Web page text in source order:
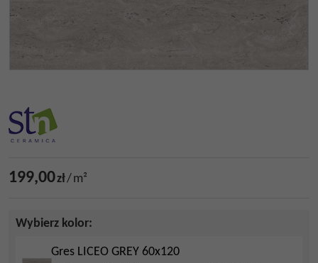
199,00zł/m²
Wybierz kolor:
Gres LICEO GREY 60x120